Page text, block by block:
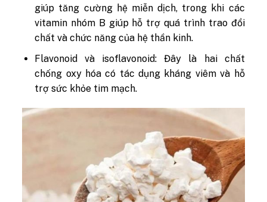
giúp tăng cường hệ miễn dịch, trong khi các
vitamin nhóm B giúp hỗ trợ quá trình trao đổi
chất và chức năng của hệ thần kinh.
Flavonoid và isoflavonoid: Đây là hai chất
chống oxy hóa có tác dụng kháng viêm và hỗ
trợ sức khỏe tim mạch.